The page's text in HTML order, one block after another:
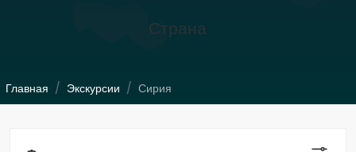
Главная Экскурсии Сирия